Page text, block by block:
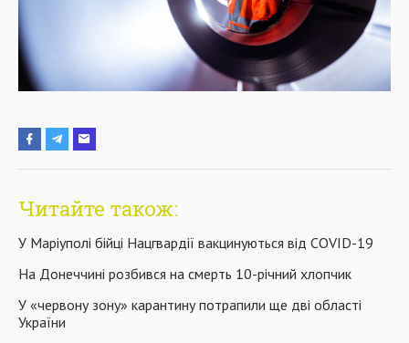
Читайте також:
У Маріуполі бійці Нацгвардії вакцинуються від COVID-19
На Донеччині розбився на смерть 10-річний хлопчик
У «червону зону» карантину потрапили ще дві області
України